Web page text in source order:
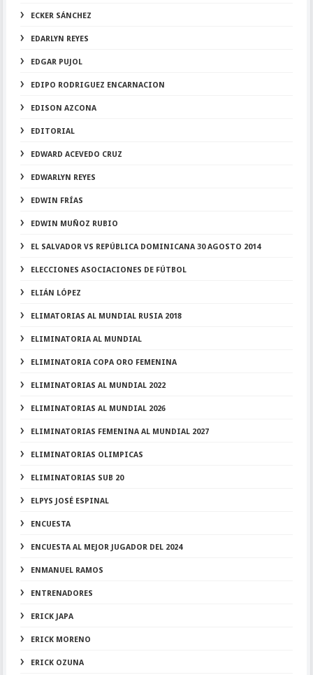
ECKER SÁNCHEZ
EDARLYN REYES
EDGAR PUJOL
EDIPO RODRIGUEZ ENCARNACION
EDISON AZCONA
EDITORIAL
EDWARD ACEVEDO CRUZ
EDWARLYN REYES
EDWIN FRÍAS
EDWIN MUÑOZ RUBIO
EL SALVADOR VS REPÚBLICA DOMINICANA 30 AGOSTO 2014
ELECCIONES ASOCIACIONES DE FÚTBOL
ELIÁN LÓPEZ
ELIMATORIAS AL MUNDIAL RUSIA 2018
ELIMINATORIA AL MUNDIAL
ELIMINATORIA COPA ORO FEMENINA
ELIMINATORIAS AL MUNDIAL 2022
ELIMINATORIAS AL MUNDIAL 2026
ELIMINATORIAS FEMENINA AL MUNDIAL 2027
ELIMINATORIAS OLIMPICAS
ELIMINATORIAS SUB 20
ELPYS JOSÉ ESPINAL
ENCUESTA
ENCUESTA AL MEJOR JUGADOR DEL 2024
ENMANUEL RAMOS
ENTRENADORES
ERICK JAPA
ERICK MORENO
ERICK OZUNA